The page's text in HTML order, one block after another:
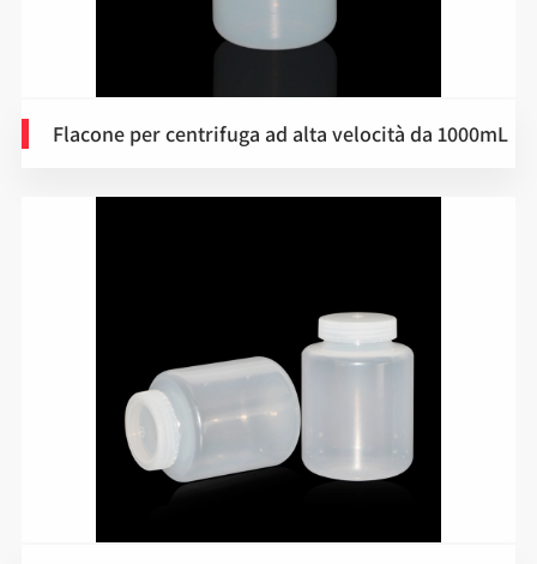
Flacone per centrifuga ad alta velocità da 1000mL